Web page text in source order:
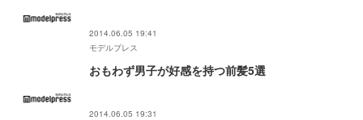
2014.06.05 19:41
モデルプレス
おもわず男子が好感を持つ前髪5選
2014.06.05 19:31